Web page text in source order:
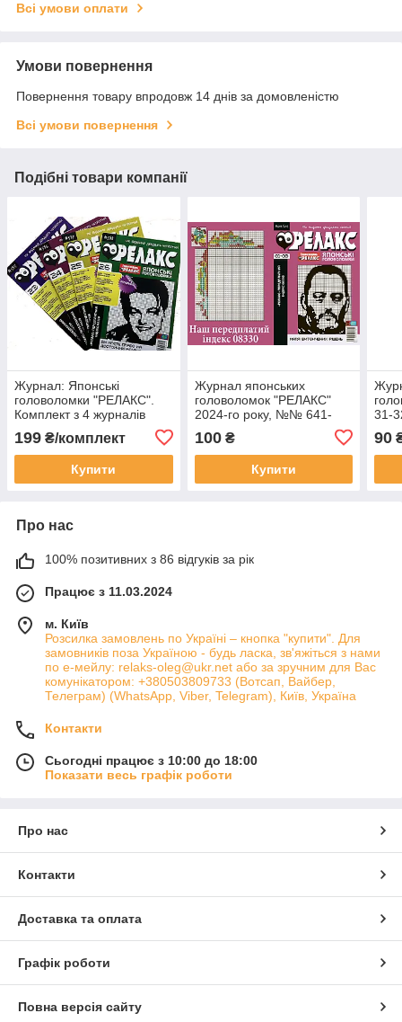
Всі умови оплати
Умови повернення
Повернення товару впродовж 14 днів за домовленістю
Всі умови повернення
Подібні товари компанії
Журнал: Японські
головоломки "РЕЛАКС".
Комплект з 4 журналів
199 ₴/комплект
Купити
Журнал японських
головоломок "РЕЛАКС"
2024-го року, №№ 641-
100₴
Купити
31-
90
Про нас
100% позитивних з 86 відгуків за рік
Працює з 11.03.2024
м. Київ
Розсилка замовлень по Україні – кнопка "купити". Для
замовників поза Україною - будь ласка, зв'яжіться з нами
по е-мейлу: relaks-oleg@ukr.net або за зручним для Вас
комунікатором: +380503809733 (Вотсап, Вайбер,
Телеграм) (WhatsApp, Viber, Telegram), Київ, Україна
Контакти
Сьогодні працює з 10:00 до 18:00
Показати весь графік роботи
Про нас
Контакти
Доставка та оплата
Графік роботи
Повна версія сайту